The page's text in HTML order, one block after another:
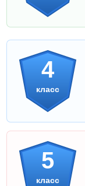
4
класс
5
класс